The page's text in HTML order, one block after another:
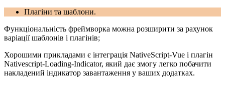
Плагіни та шаблони.
Функціональність фреймворка можна розширити за рахунок
варіації шаблонів і плагінів;
Хорошими прикладами є інтеграція NativeScript-Vue і плагін
Nativescript-Loading-Indicator, який дає змогу легко побачити
накладений індикатор завантаження у ваших додатках.